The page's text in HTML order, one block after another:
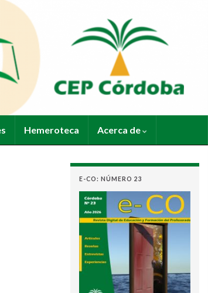
Hemeroteca Acerca de
E-CO: NÚMERO 23